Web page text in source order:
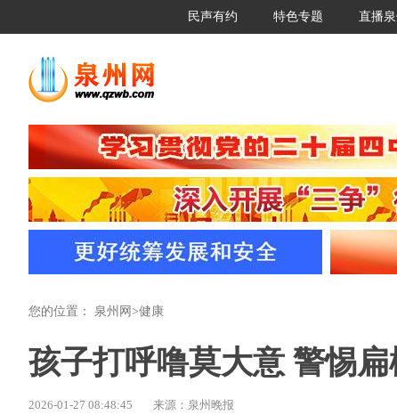
民声有约 特色专题 直播泉
您的位置： 泉州网 >健康
孩子打呼噜莫大意 警惕
2026-01-27 08:48:45 来源：泉州晚报